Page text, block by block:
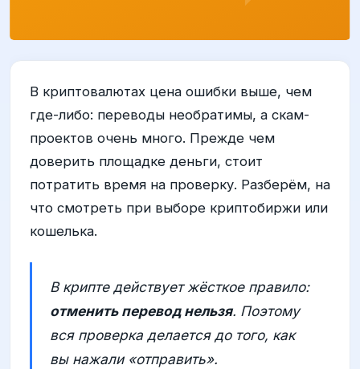
В криптовалютах цена ошибки выше, чем
где-либо: переводы необратимы, а скам-
проектов очень много. Прежде чем
доверить площадке деньги, стоит
потратить время на проверку. Разберём, на
что смотреть при выборе криптобиржи или
кошелька.
В крипте действует жёсткое правило:
отменить перевод нельзя. Поэтому
вся проверка делается до того, как
вы нажали «отправить».